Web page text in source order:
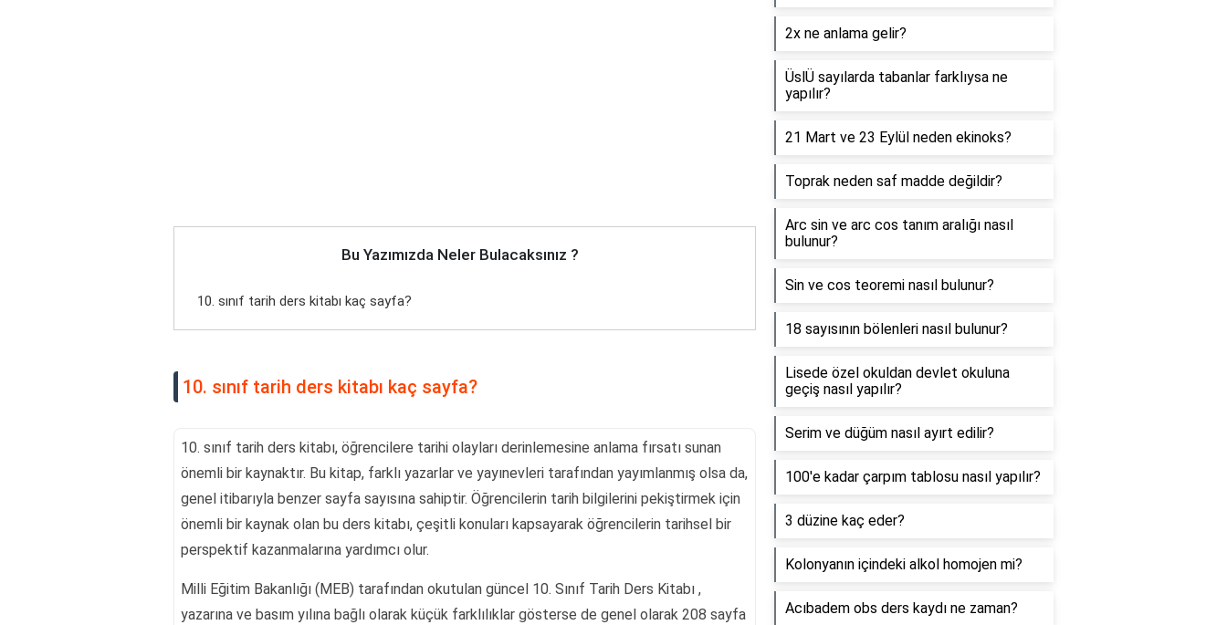
Bu Yazımızda Neler Bulacaksınız ?
10. sınıf tarih ders kitabı kaç sayfa?
10. sınıf tarih ders kitabı kaç sayfa?
10. sınıf tarih ders kitabı, öğrencilere tarihi olayları derinlemesine anlama fırsatı sunan
önemli bir kaynaktır. Bu kitap, farklı yazarlar ve yayınevleri tarafından yayımlanmış olsa da,
genel itibarıyla benzer sayfa sayısına sahiptir. Öğrencilerin tarih bilgilerini pekiştirmek için
önemli bir kaynak olan bu ders kitabı, çeşitli konuları kapsayarak öğrencilerin tarihsel bir
perspektif kazanmalarına yardımcı olur.
Milli Eğitim Bakanlığı (MEB) tarafından okutulan güncel 10. Sınıf Tarih Ders Kitabı ,
yazarına ve basım yılına bağlı olarak küçük farklılıklar gösterse de genel olarak 208 sayfa
2x ne anlama gelir?
ÜslÜ sayılarda tabanlar farklıysa ne
yapılır?
21 Mart ve 23 Eylül neden ekinoks?
Toprak neden saf madde değildir?
Arc sin ve arc cos tanım aralığı nasıl
bulunur?
Sin ve cos teoremi nasıl bulunur?
18 sayısının bölenleri nasıl bulunur?
Lisede özel okuldan devlet okuluna
geçiş nasıl yapılır?
Serim ve düğüm nasıl ayırt edilir?
100'e kadar çarpım tablosu nasıl yapılır?
3 düzine kaç eder?
Kolonyanın içindeki alkol homojen mi?
Acıbadem obs ders kaydı ne zaman?